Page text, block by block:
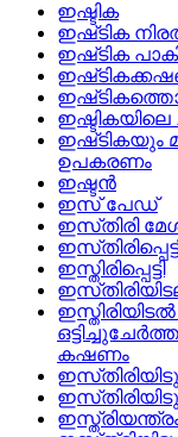
ഇഷ്ടിക
ഇഷ്‌ടിക
ഇഷ്‌ടിക
ഇഷ്‌ടികയും
ഉപകരണം
ഇഷ്ടൻ
ഇസ്‌ പേഡ്
ഇസ്‌തിരി
ഇസ്തിരിപ്പെട്ടി
കഷണം